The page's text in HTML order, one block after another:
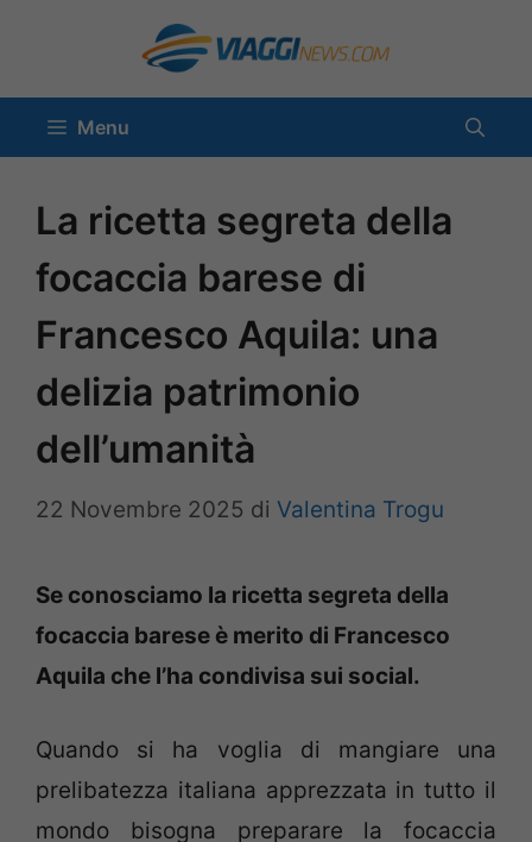
contenuto
Menu
La ricetta segreta della
focaccia barese di
Francesco Aquila: una
delizia patrimonio
dell’umanità
22 Novembre 2025 di Valentina Trogu
Se conosciamo la ricetta segreta della
focaccia barese è merito di Francesco
Aquila che l’ha condivisa sui social.
Quando si ha voglia di mangiare una
prelibatezza italiana apprezzata in tutto il
mondo bisogna preparare la focaccia